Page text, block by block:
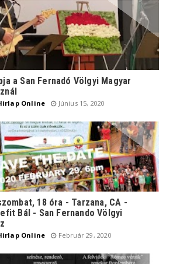
a San Fernadó Völgyi Magyar
Online Június 15, 2020
18 óra - Tarzana, CA -
Bál - San Fernando Völgyi
Online Február 29, 2020